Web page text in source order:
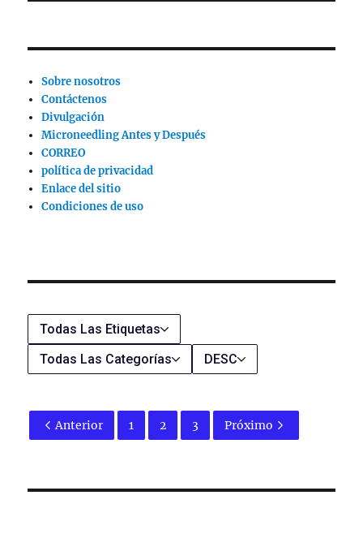
Sobre nosotros
Contáctenos
Divulgación
Microneedling Antes y Después
CORREO
política de privacidad
Enlace del sitio
Condiciones de uso
Todas Las Etiquetas
Todas Las Categorías
DESC
Anterior 1 2 3 Próximo